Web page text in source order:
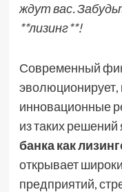
ждут вас.
**лизинг**!
Современный
инновационные
из таких
банка как
открывает
предприятий,